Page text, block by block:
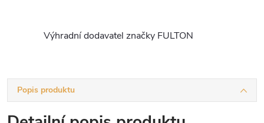
Výhradní dodavatel značky FULTON
Popis produktu